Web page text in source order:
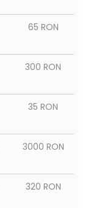
65 RON
300 RON
35 RON
3000 RON
320 RON